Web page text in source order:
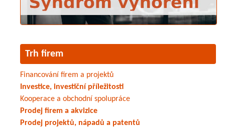
Trh firem
Financování firem a projektů
Investice, investiční příležitosti
Kooperace a obchodní spolupráce
Prodej firem a akvizice
Prodej projektů, nápadů a patentů